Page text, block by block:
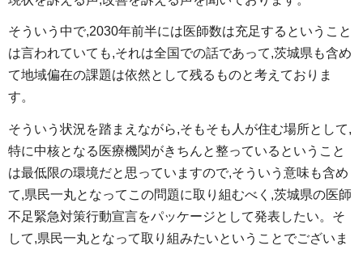
そういう中で,2030年前半には医師数は充足するということ
は言われていても,それは全国での話であって,茨城県も含め
て地域偏在の課題は依然として残るものと考えておりま
す。
そういう状況を踏まえながら,そもそも人が住む場所として,
特に中核となる医療機関がきちんと整っているということ
は最低限の環境だと思っていますので,そういう意味も含め
て,県民一丸となってこの問題に取り組むべく,茨城県の医師
不足緊急対策行動宣言をパッケージとして発表したい。そ
して,県民一丸となって取り組みたいということでございま